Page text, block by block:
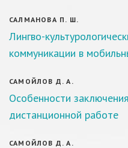
САЛМАНОВА П. Ш.
Лингво-
коммуникации в
САМОЙЛОВ Д. А.
Особенности
дистанционной работе
САМОЙЛОВ Д. А.